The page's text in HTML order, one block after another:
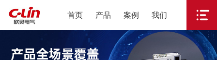
首页 产品 案例 我们